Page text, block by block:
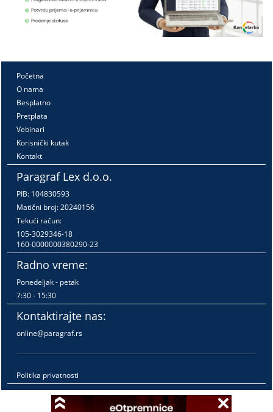
Početna
O nama
Besplatno
Pretplata
Vebinari
Korisnički kutak
Kontakt
Paragraf Lex d.o.o.
PIB: 104830593
Matični broj: 20240156
Tekući račun:
105-3029346-18
160-0000000380290-23
Radno vreme:
Ponedeljak - petak
7:30 - 15:30
Kontaktirajte nas:
online@paragraf.rs
Politika privatnosti